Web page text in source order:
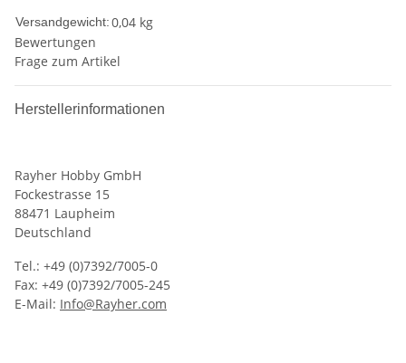
Versandgewicht:0,04 kg
Bewertungen
Frage zum Artikel
Herstellerinformationen
Rayher Hobby GmbH
Fockestrasse 15
88471 Laupheim
Deutschland
Tel.: +49 (0)7392/7005-0
Fax: +49 (0)7392/7005-245
E-Mail: Info@Rayher.com